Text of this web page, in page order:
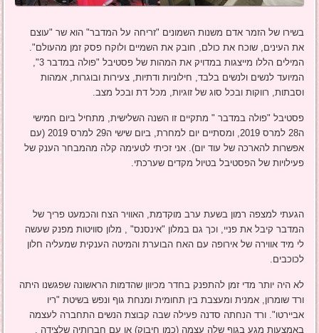
בשירו של הזמר אדם משנות השמונים "זריחה על המדבר" הוא שר "עוצם
את העינים, שוכח את כולם, חובק את השמיים ולוקח פסק זמן מהעולם".
המילים הללו מייצגות במדויק את המהות של פסטיבל "פולה במדבר 3",
המיועד לנשים ולנשים בלבד, חילוניות ודתיות, צעירות ובוגרות, אמהות
וסבתות, רווקות ובכל סוג של זוגיות, מכל דת ובכל מצב.
פסטיבל "פולה במדבר " מתקיים זו השנה השלישית, מתחיל ביום חמישי
ה28 למרס 2019, ומסתיים יום למחרת, ביום שישי ה29 למרס 2019 (עם
אפשרות להארכה של עוד יום). אני זכיתי לטעימה קלה מהמבחר הענק של
פעילויות של הפסטיבל בטיול מקדים שערכתי.
הגעתי למצפה רמון בשעת ערב מוקדמת, האוויר הצח והכמעט פריך של
המדבר קיבל את פניי, וכך גם במלון "אינסנס" , מלון סוויטות מפנק שעשה
לי מיד אווירה של אירופה עם האח הבוערת והמיטה הענקית שמעליה חלון
לכוכבים.
לא היה יותר מדי זמן להתפנק בחדר מכיוון שהדמות הראשונה שפגשנו היתה
ורד שומרון, אמנית ומעצבת בין תחומית ומנחת גוף ונפש בשיטת "ריו
אביירטו". ורד הנחתה סדנה פעילה שבה קבוצת הנשים התחברה לעצמה
באמצעות מגע בגוף שלה עצמה (כמו חיבוק) או עם חברותיה שלצידה ,